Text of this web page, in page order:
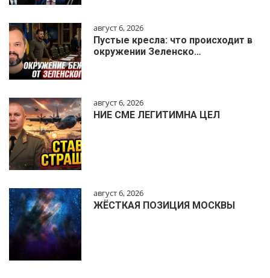
август 6, 2026
Пустые кресла: что происходит в
окружении Зеленско…
август 6, 2026
НИЕ СМЕ ЛЕГИТИМНА ЦЕЛ
август 6, 2026
ЖЁСТКАЯ ПОЗИЦИЯ МОСКВЫ